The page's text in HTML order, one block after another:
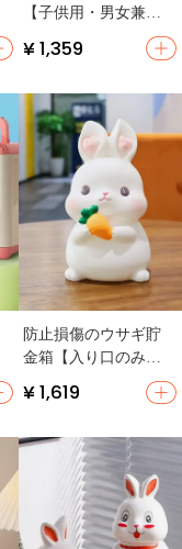
【子供用・男女兼
用・大容量・デザイ
ン豊富】
¥ 1,359
防止損傷のウサギ貯
金箱【入り口のみ・
子供向け誕生日プレ
ゼント】
¥ 1,619